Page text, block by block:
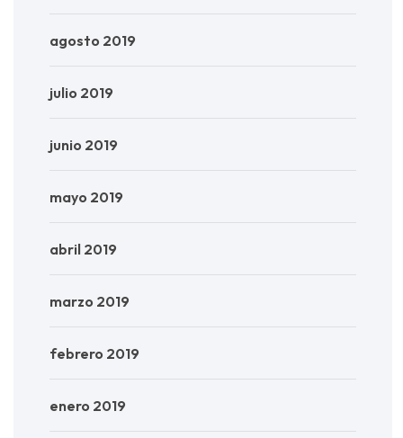
agosto 2019
julio 2019
junio 2019
mayo 2019
abril 2019
marzo 2019
febrero 2019
enero 2019